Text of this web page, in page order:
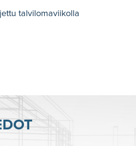
talvilomaviikolla